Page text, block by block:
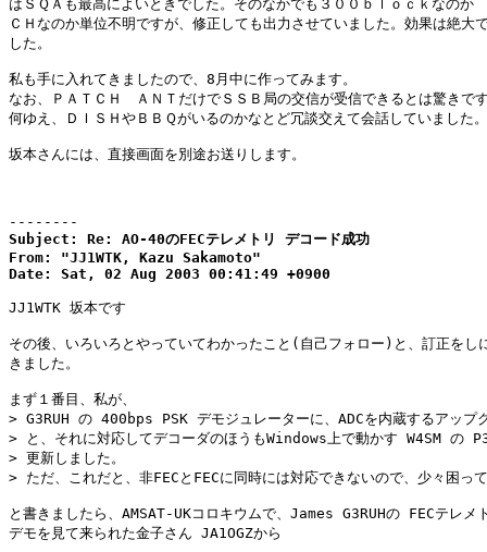
はＳＱＡも最高によいときでした。そのなかでも３００ｂｌｏｃｋなのか
ＣＨなのか単位不明ですが、修正しても出力させていました。効果は絶大
した。
私も手に入れてきましたので、8月中に作ってみます。
なお、ＰＡＴＣＨ　ＡＮＴだけでＳＳＢ局の交信が受信できるとは驚きで
何ゆえ、ＤＩＳＨやＢＢＱがいるのかなとど冗談交えて会話していました。
坂本さんには、直接画面を別途お送りします。
--------
Subject: Re: AO-40のFECテレメトリ デコード成功
From: "JJ1WTK, Kazu Sakamoto"
Date: Sat, 02 Aug 2003 00:41:49 +0900
JJ1WTK 坂本です
その後、いろいろとやっていてわかったこと(自己フォロー)と、訂正をし
きました。
まず１番目、私が、
> G3RUH の 400bps PSK デモジュレーターに、ADCを内蔵するアップ
> と、それに対応してデコーダのほうもWindows上で動かす W4SM の
> 更新しました。
> ただ、これだと、非FECとFECに同時には対応できないので、少々困っ
と書きましたら、AMSAT-UKコロキウムで、James G3RUHの FECテレメ
デモを見て来られた金子さん JA1OGZから